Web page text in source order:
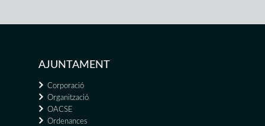
AJUNTAMENT
Corporació
Organització
OACSE
Ordenances